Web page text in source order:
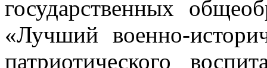
государственных
«Лучший военно-
патриотического